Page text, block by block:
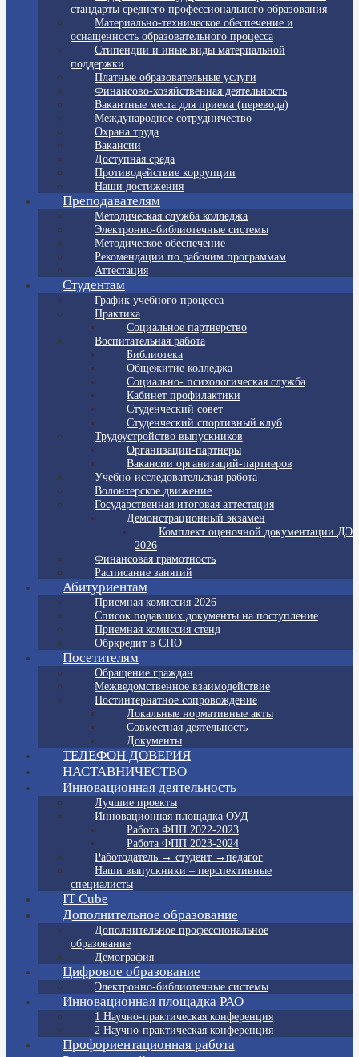
стандарты среднего профессионального образования
Материально-техническое обеспечение и
оснащенность образовательного процесса
Стипендии и иные виды материальной
поддержки
Платные образовательные услуги
Финансово-хозяйственная деятельность
Вакантные места для приема (перевода)
Международное сотрудничество
Охрана труда
Вакансии
Доступная среда
Противодействие коррупции
Наши достижения
Преподавателям
Методическая служба колледжа
Электронно-библиотечные системы
Методическое обеспечение
Рекомендации по рабочим программам
Аттестация
Студентам
График учебного процесса
Практика
Социальное партнерство
Воспитательная работа
Библиотека
Общежитие колледжа
Социально- психологическая служба
Кабинет профилактики
Студенческий совет
Студенческий спортивный клуб
Трудоустройство выпускников
Организации-партнеры
Вакансии организаций-партнеров
Учебно-исследовательская работа
Волонтерское движение
Государственная итоговая аттестация
Демонстрационный экзамен
Комплект оценочной документации ДЭ
2026
Финансовая грамотность
Расписание занятий
Абитуриентам
Приемная комиссия 2026
Список подавших документы на поступление
Приемная комиссия стенд
Обркредит в СПО
Посетителям
Обращение граждан
Межведомственное взаимодействие
Постинтернатное сопровождение
Локальные нормативные акты
Совместная деятельность
Документы
ТЕЛЕФОН ДОВЕРИЯ
НАСТАВНИЧЕСТВО
Инновационная деятельность
Лучшие проекты
Инновационная площадка ОУД
Работа ФПП 2022-2023
Работа ФПП 2023-2024
Работодатель → студент →педагог
Наши выпускники – перспективные
специалисты
IT Cube
Дополнительное образование
Дополнительное профессиональное
образование
Демография
Цифровое образование
Электронно-библиотечные системы
Инновационная площадка РАО
1 Научно-практическая конференция
2 Научно-практическая конференция
Профориентационная работа